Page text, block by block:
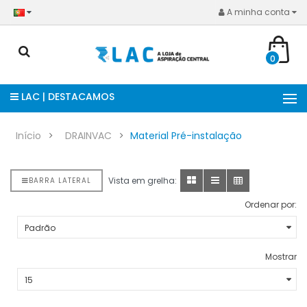
A minha conta
0
LAC | DESTACAMOS
Início DRAINVAC Material Pré-instalação
BARRA LATERAL Vista em grelha:
Ordenar por:
Mostrar